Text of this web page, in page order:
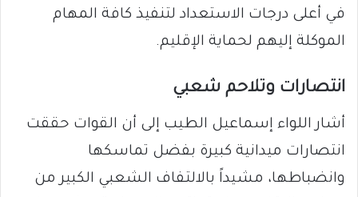
في أعلى درجات الاستعداد لتنفيذ كافة المهام
الموكلة إليهم لحماية الإقليم.
انتصارات وتلاحم شعبي
أشار اللواء إسماعيل الطيب إلى أن القوات حققت
انتصارات ميدانية كبيرة بفضل تماسكها
وانضباطها، مشيداً بالالتفاف الشعبي الكبير من